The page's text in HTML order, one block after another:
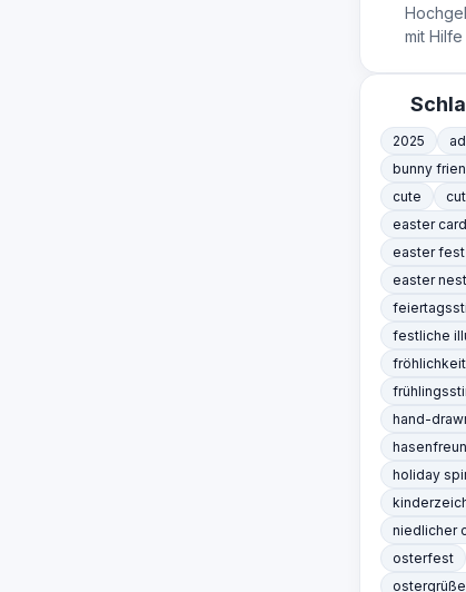
mit
2025
bunny
cute
easter card
easter fest
easter nest
festliche
fröhlichkeit
hand-
holiday
niedlicher
osterfest